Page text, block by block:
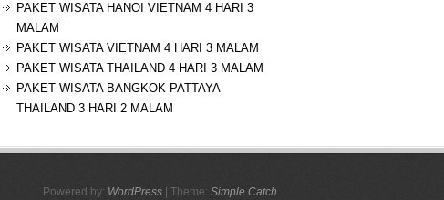
PAKET WISATA HANOI VIETNAM 4 HARI 3
MALAM
PAKET WISATA VIETNAM 4 HARI 3 MALAM
PAKET WISATA THAILAND 4 HARI 3 MALAM
PAKET WISATA BANGKOK PATTAYA
THAILAND 3 HARI 2 MALAM
Powered by: WordPress | Theme: Simple Catch